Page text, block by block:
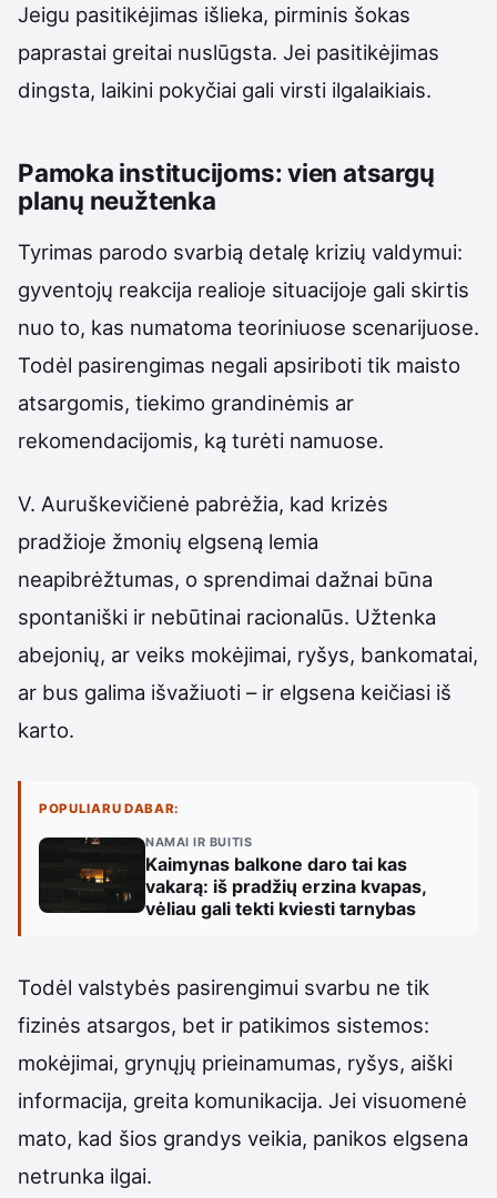
Jeigu pasitikėjimas išlieka, pirminis šokas
paprastai greitai nuslūgsta. Jei pasitikėjimas
dingsta, laikini pokyčiai gali virsti ilgalaikiais.
Pamoka institucijoms: vien atsargų
planų neužtenka
Tyrimas parodo svarbią detalę krizių valdymui:
gyventojų reakcija realioje situacijoje gali skirtis
nuo to, kas numatoma teoriniuose scenarijuose.
Todėl pasirengimas negali apsiriboti tik maisto
atsargomis, tiekimo grandinėmis ar
rekomendacijomis, ką turėti namuose.
V. Auruškevičienė pabrėžia, kad krizės
pradžioje žmonių elgseną lemia
neapibrėžtumas, o sprendimai dažnai būna
spontaniški ir nebūtinai racionalūs. Užtenka
abejonių, ar veiks mokėjimai, ryšys, bankomatai,
ar bus galima išvažiuoti – ir elgsena keičiasi iš
karto.
POPULIARU DABAR:
NAMAI IR BUITIS
Kaimynas balkone daro tai kas
vakarą: iš pradžių erzina kvapas,
vėliau gali tekti kviesti tarnybas
Todėl valstybės pasirengimui svarbu ne tik
fizinės atsargos, bet ir patikimos sistemos:
mokėjimai, grynųjų prieinamumas, ryšys, aiški
informacija, greita komunikacija. Jei visuomenė
mato, kad šios grandys veikia, panikos elgsena
netrunka ilgai.